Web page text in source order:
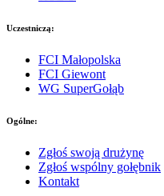
Uczestniczą:
FCI Małopolska
FCI Giewont
WG SuperGołąb
Ogólne:
Zgłoś swoją drużynę
Zgłoś wspólny gołębnik
Kontakt